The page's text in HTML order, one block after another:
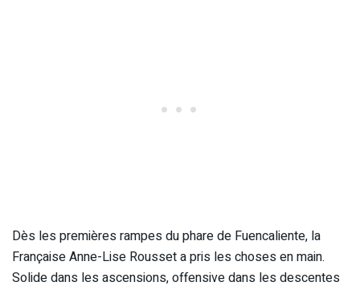
Dès les premières rampes du phare de Fuencaliente, la
Française Anne-Lise Rousset a pris les choses en main.
Solide dans les ascensions, offensive dans les descentes